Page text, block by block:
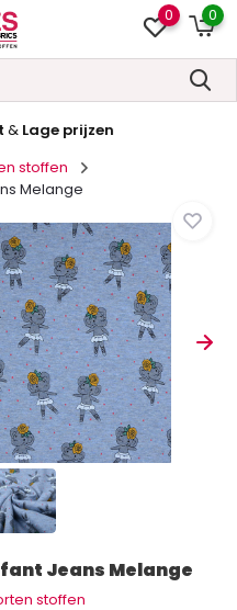
0 0
& Lage prijzen
stoffen
Melange
Jeans Melange
stoffen